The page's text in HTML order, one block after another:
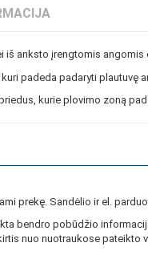
iš anksto įrengtomis
padeda padaryti plautuvę
kurie plovimo zoną
prekę. Sandėlio ir el.
bendro pobūdžio
nuo nuotraukose pateikto